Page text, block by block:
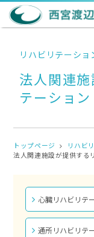
リハビリテーショ
法人関連
テーション
トップページ
リハビ
法人関連施設が提供する
心臓リハビリテ
通所リハビリテ